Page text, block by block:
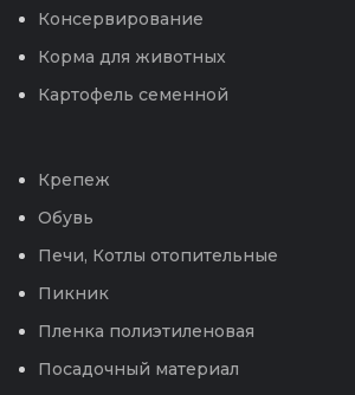
Консервирование
Корма для животных
Картофель семенной
Крепеж
Обувь
Печи, Котлы отопительные
Пикник
Пленка полиэтиленовая
Посадочный материал